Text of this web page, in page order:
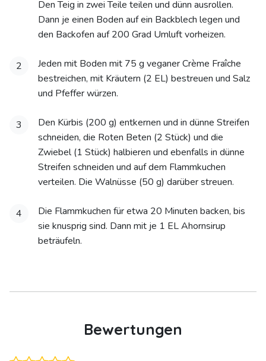
Den Teig in zwei Teile teilen und dünn ausrollen.
Dann je einen Boden auf ein Backblech legen und
den Backofen auf 200 Grad Umluft vorheizen.
2
Jeden mit Boden mit 75 g veganer Crème Fraîche
bestreichen, mit Kräutern (2 EL) bestreuen und Salz
und Pfeffer würzen.
3
Den Kürbis (200 g) entkernen und in dünne Streifen
schneiden, die Roten Beten (2 Stück) und die
Zwiebel (1 Stück) halbieren und ebenfalls in dünne
Streifen schneiden und auf dem Flammkuchen
verteilen. Die Walnüsse (50 g) darüber streuen.
4
Die Flammkuchen für etwa 20 Minuten backen, bis
sie knusprig sind. Dann mit je 1 EL Ahornsirup
beträufeln.
Bewertungen